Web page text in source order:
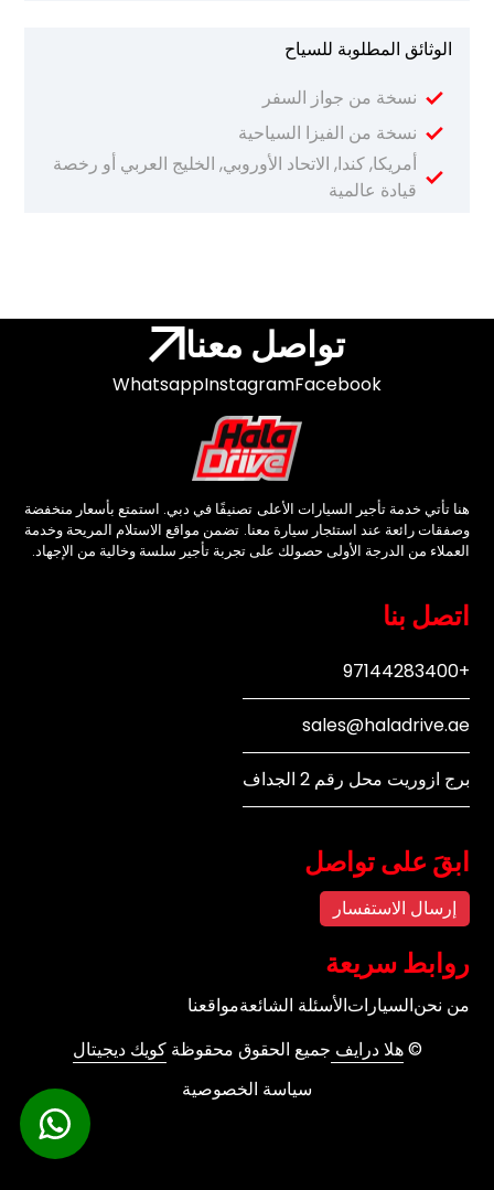
الوثائق المطلوبة للسياح
نسخة من جواز السفر
نسخة من الفيزا السياحية
أمريكا, كندا, الاتحاد الأوروبي, الخليج العربي أو رخصة
قيادة عالمية
تواصل معنا
Facebook
Instagram
Whatsapp
هنا تأتي خدمة تأجير السيارات الأعلى تصنيفًا في دبي. استمتع بأسعار منخفضة
وصفقات رائعة عند استئجار سيارة معنا. تضمن مواقع الاستلام المريحة وخدمة
العملاء من الدرجة الأولى حصولك على تجربة تأجير سلسة وخالية من الإجهاد.
اتصل بنا
+97144283400
sales@haladrive.ae
برج ازوريت محل رقم 2 الجداف
ابقَ على تواصل
إرسال الاستفسار
روابط سريعة
من نحنالسياراتالأسئلة الشائعةمواقعنا
©هلا درايف جميع الحقوق محقوظةكويك ديجيتال
سياسة الخصوصية